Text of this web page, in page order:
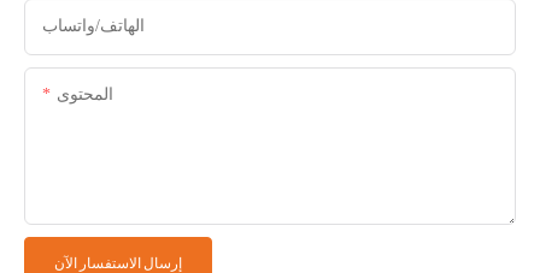
الهاتف/واتساب
المحتوى
إرسال الاستفسار الآن